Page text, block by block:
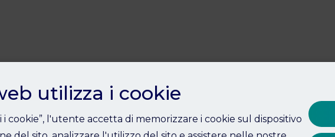
utilizza i cookie
cookie”, l'utente accetta di memorizzare i cookie sul dispositivo